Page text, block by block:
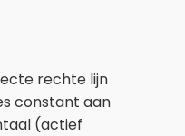
rechte lijn
constant aan
(actief